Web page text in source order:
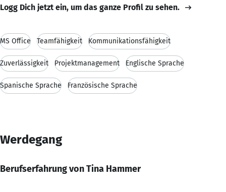
Logg Dich jetzt ein, um das ganze Profil zu sehen.
MS Office Teamfähigkeit Kommunikationsfähigkeit
Zuverlässigkeit Projektmanagement Englische Sprache
Spanische Sprache Französische Sprache
Werdegang
Berufserfahrung von Tina Hammer